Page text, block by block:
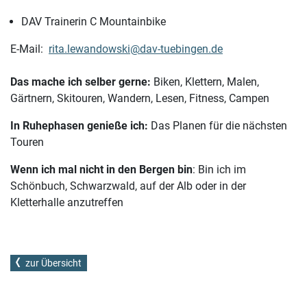
DAV Trainerin C Mountainbike
E-Mail: rita.lewandowski@dav-tuebingen.de
Das mache ich selber gerne: Biken, Klettern, Malen,
Gärtnern, Skitouren, Wandern, Lesen, Fitness, Campen
In Ruhephasen genieße ich: Das Planen für die nächsten
Touren
Wenn ich mal nicht in den Bergen bin: Bin ich im
Schönbuch, Schwarzwald, auf der Alb oder in der
Kletterhalle anzutreffen
zur Übersicht